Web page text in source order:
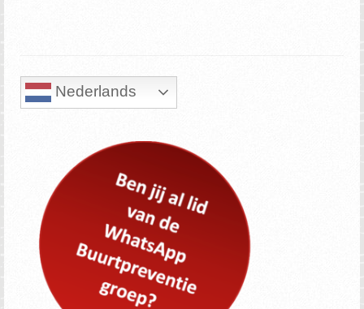
Nederlands